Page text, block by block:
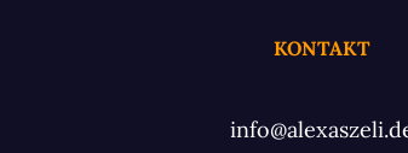
KONTAKT